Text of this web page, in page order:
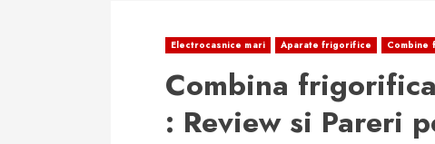
Electrocasnice mari Aparate frigorifice
Combina
: Review si Pareri